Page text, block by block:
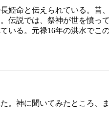
姫命と伝えられている。昔
伝説では、祭神が世を憤っ
いる。元禄16年の洪水でこ
。神に聞いてみたところ、